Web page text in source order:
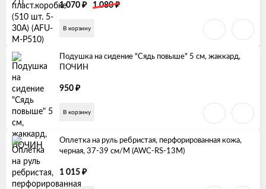
1 070 ₽ 1 080₽
В корзину
Подушка на сидение "Сядь повыше" 5 см, жаккард,
ПОЧИН
950 ₽
В корзину
Оплетка на руль ребристая, перфорированная кожа,
черная, 37-39 см/М (AWC-RS-13M)
1 015 ₽